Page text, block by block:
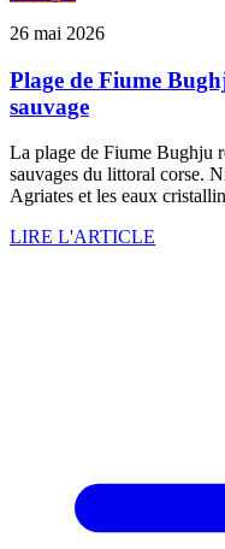
26 mai 2026
Plage de Fiume
sauvage
La plage de Fiume Bughju
sauvages du littoral corse.
Agriates et les eaux
LIRE L'ARTICLE